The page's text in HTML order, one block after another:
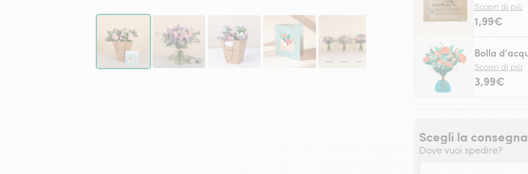
Scopri di più
1,99€
Bolla
Scopri di più
3,99€
Scegli la consegna
Dove vuoi spedire?